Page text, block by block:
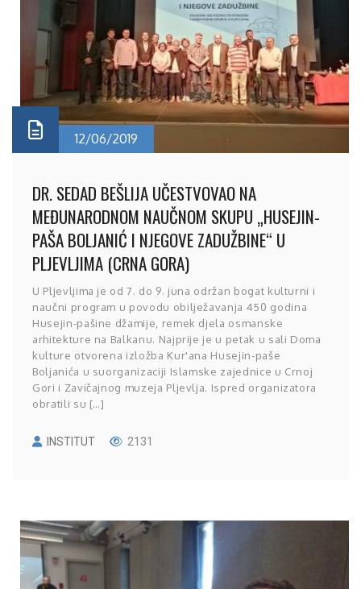
12/06/2019
DR. SEDAD BEŠLIJA UČESTVOVAO NA
MEĐUNARODNOM NAUČNOM SKUPU „HUSEJIN-
PAŠA BOLJANIĆ I NJEGOVE ZADUŽBINE“ U
PLJEVLJIMA (CRNA GORA)
U Pljevljima je od 7. do 9. juna održan bogat kulturni i
naučni program u povodu obilježavanja 450 godina
Husejin-pašine džamije, remek djela osmanske
arhitekture na Balkanu. Najprije je u petak u sali Doma
kulture otvorena izložba Kur'ana Husejin-paše
Boljanića u suorganizaciji Islamske zajednice u Crnoj
Gori i Zavičajnog muzeja Pljevlja. Ispred organizatora
obratili su […]
INSTITUT 2131